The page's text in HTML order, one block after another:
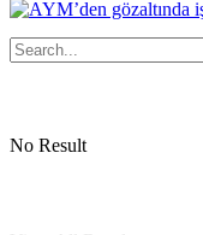
No Result